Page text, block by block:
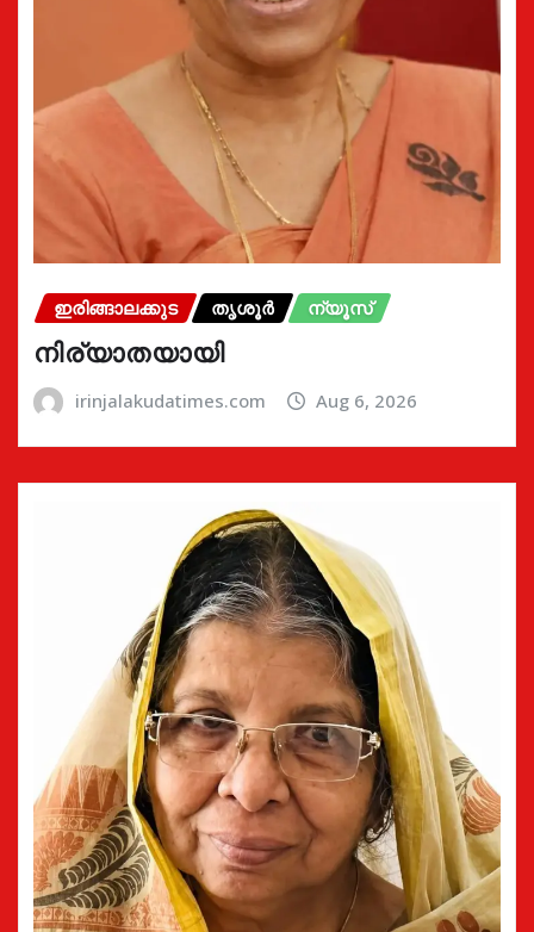
ഇരിങ്ങാലക്കുട തൃശൂർ ന്യൂസ്
നിര്യാതയായി
irinjalakudatimes.com Aug 6, 2026